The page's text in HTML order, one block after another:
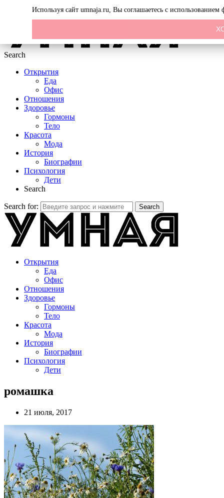
Search
Открытия
Еда
Офис
Отношения
Здоровье
Гормоны
Тело
Красота
Мода
История
Биографии
Психология
Дети
Search
Search for: Search
Открытия
Еда
Офис
Отношения
Здоровье
Гормоны
Тело
Красота
Мода
История
Биографии
Психология
Дети
ромашка
21 июля, 2017
Используя сайт umnaja.ru, Вы соглашаетесь с использованием